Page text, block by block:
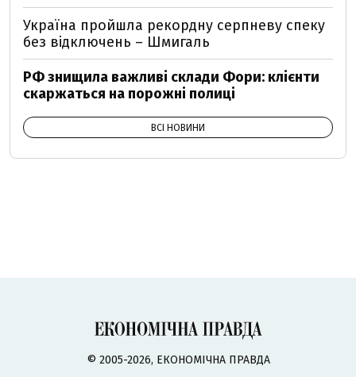
Україна пройшла рекордну серпневу спеку
без відключень – Шмигаль
РФ знищила важливі склади Фори: клієнти
скаржаться на порожні полиці
ВСІ НОВИНИ
© 2005-2026, ЕКОНОМІЧНА ПРАВДА